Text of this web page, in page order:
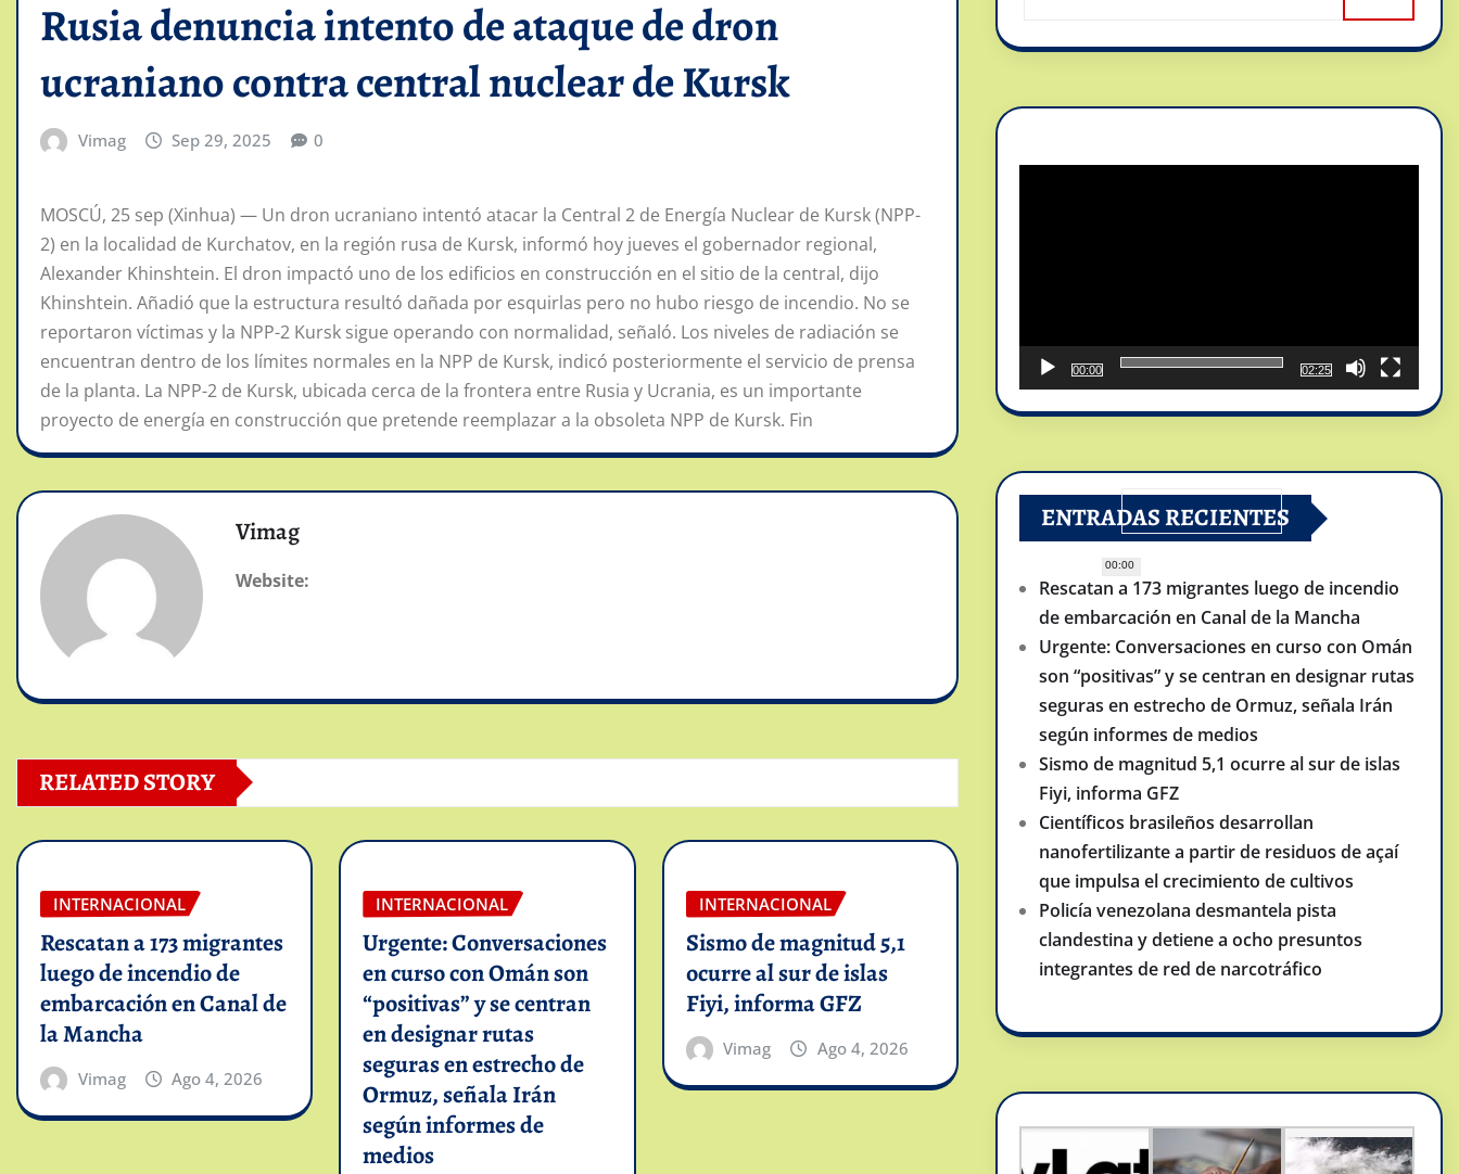
Rusia denuncia intento de ataque de dron
ucraniano contra central nuclear de Kursk
Vimag Sep 29, 2025 0
MOSCÚ, 25 sep (Xinhua) — Un dron ucraniano intentó atacar la Central 2 de Energía Nuclear de Kursk (NPP-
2) en la localidad de Kurchatov, en la región rusa de Kursk, informó hoy jueves el gobernador regional,
Alexander Khinshtein. El dron impactó uno de los edificios en construcción en el sitio de la central, dijo
Khinshtein. Añadió que la estructura resultó dañada por esquirlas pero no hubo riesgo de incendio. No se
reportaron víctimas y la NPP-2 Kursk sigue operando con normalidad, señaló. Los niveles de radiación se
encuentran dentro de los límites normales en la NPP de Kursk, indicó posteriormente el servicio de prensa
de la planta. La NPP-2 de Kursk, ubicada cerca de la frontera entre Rusia y Ucrania, es un importante
proyecto de energía en construcción que pretende reemplazar a la obsoleta NPP de Kursk. Fin
Vimag
Website:
RELATED STORY
INTERNACIONAL
Rescatan a 173 migrantes
luego de incendio de
embarcación en Canal de
la Mancha
Vimag Ago 4, 2026
INTERNACIONAL
Urgente: Conversaciones
en curso con Omán son
“positivas” y se centran
en designar rutas
seguras en estrecho de
Ormuz, señala Irán
según informes de
medios
INTERNACIONAL
Sismo de magnitud 5,1
ocurre al sur de islas
Fiyi, informa GFZ
Vimag Ago 4, 2026
00:00
00:00
02:25
ENTRADAS RECIENTES
Rescatan a 173 migrantes luego de incendio
de embarcación en Canal de la Mancha
Urgente: Conversaciones en curso con Omán
son “positivas” y se centran en designar rutas
seguras en estrecho de Ormuz, señala Irán
según informes de medios
Sismo de magnitud 5,1 ocurre al sur de islas
Fiyi, informa GFZ
Científicos brasileños desarrollan
nanofertilizante a partir de residuos de açaí
que impulsa el crecimiento de cultivos
Policía venezolana desmantela pista
clandestina y detiene a ocho presuntos
integrantes de red de narcotráfico